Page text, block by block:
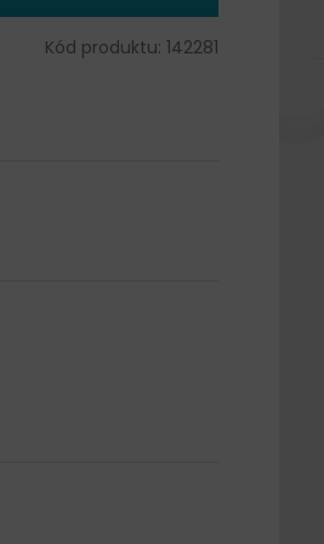
Kód produktu: 142281